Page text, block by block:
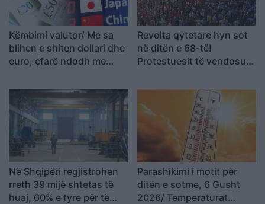
Këmbimi valutor/ Me sa
blihen e shiten dollari dhe
euro, çfarë ndodh me
Revolta qytetare hyn sot
në ditën e 68-të!
Protestuesit të vendosur
kryeministrit Rama
Në Shqipëri regjistrohen
rreth 39 mijë shtetas të
huaj, 60% e tyre për të
Parashikimi i motit për
ditën e sotme, 6 Gusht
2026/ Temperaturat